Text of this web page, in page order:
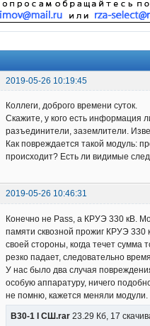
2019-05-26 10:19:45
Коллеги, доброго времени суток.
Скажите, у кого есть информация
разъединители, заземлители.
Как повреждается такой модуль:
происходит? Есть ли видимые
2019-05-26 10:46:31
Конечно не Pass, а КРУЭ 330 кВ.
памяти сквозной прожиг КРУЭ
своей стороны, когда течет
резко падает, следовательно
У нас было два случая
особую аппаратуру, ничего
не помню, кажется меняли модули.
В30-1 I СШ.rar 23.29 Кб, 17